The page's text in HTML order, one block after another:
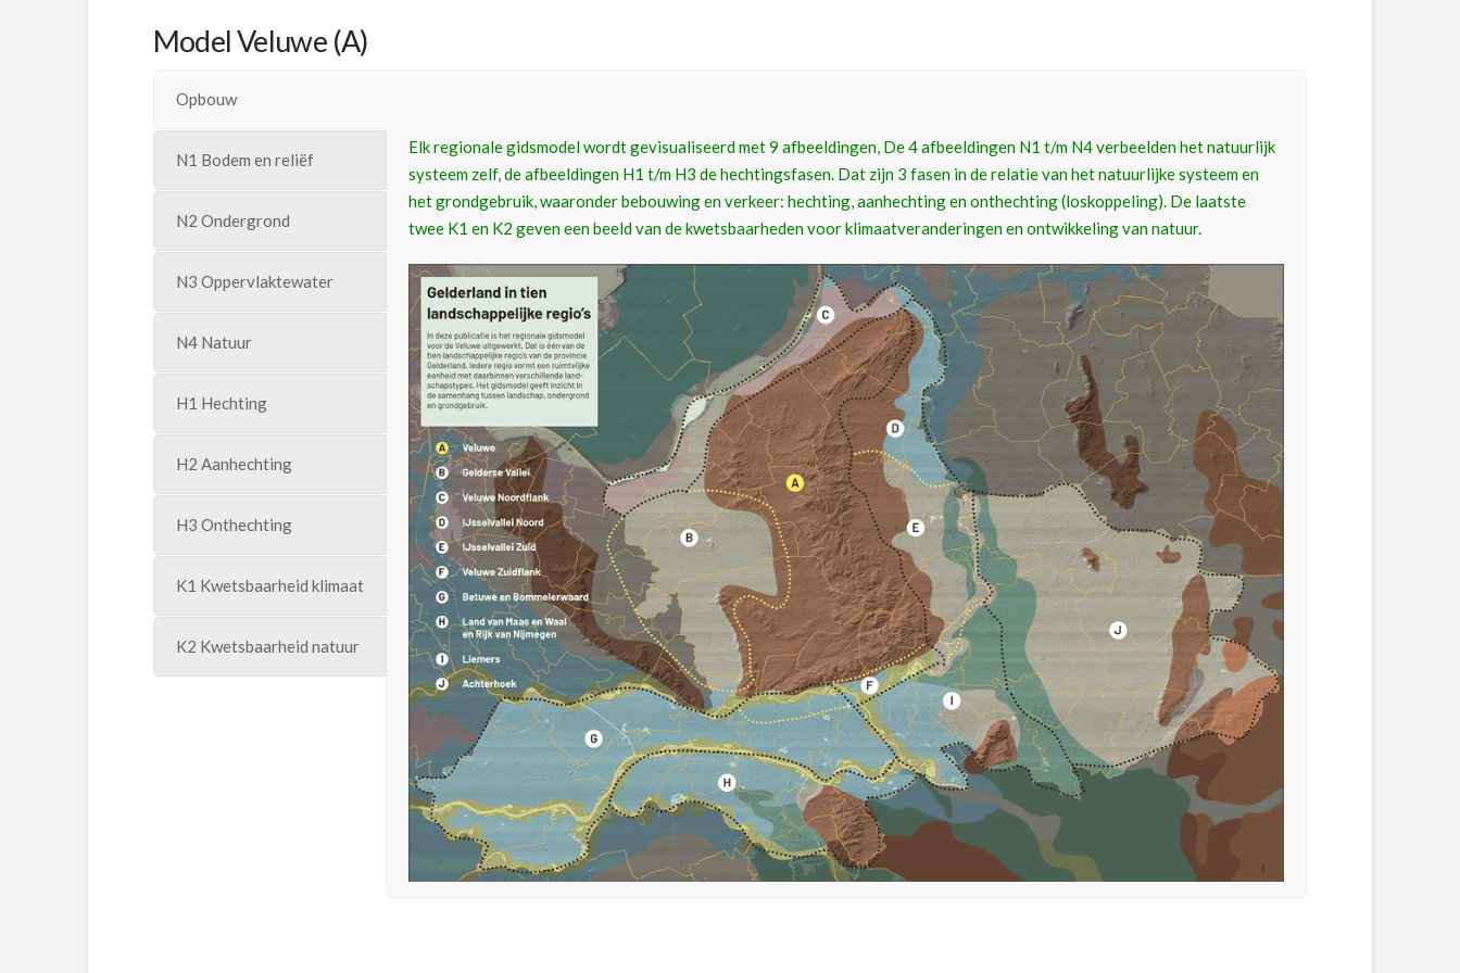
Model Veluwe (A)
Opbouw
N1 Bodem en reliëf
N2 Ondergrond
N3 Oppervlaktewater
N4 Natuur
H1 Hechting
H2 Aanhechting
H3 Onthechting
K1 Kwetsbaarheid klimaat
K2 Kwetsbaarheid natuur
Elk regionale gidsmodel wordt gevisualiseerd met 9 afbeeldingen, De 4 afbeeldingen N1 t/m N4 verbeelden het natuurlijk
systeem zelf, de afbeeldingen H1 t/m H3 de hechtingsfasen. Dat zijn 3 fasen in de relatie van het natuurlijke systeem en
het grondgebruik, waaronder bebouwing en verkeer: hechting, aanhechting en onthechting (loskoppeling). De laatste
twee K1 en K2 geven een beeld van de kwetsbaarheden voor klimaatveranderingen en ontwikkeling van natuur.